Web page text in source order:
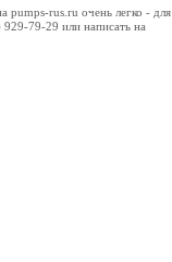
pumps-rus.ru очень легко - для
79-29 или написать на